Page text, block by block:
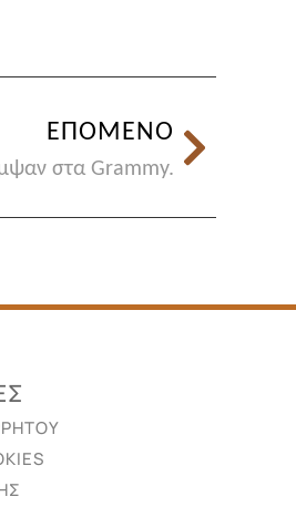
ΕΠΟΜΕΝΟ
στα Grammy.